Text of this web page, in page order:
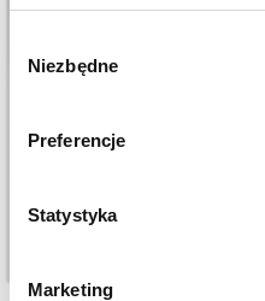
zgody
Niezbędne
Preferencje
Statystyka
Marketing